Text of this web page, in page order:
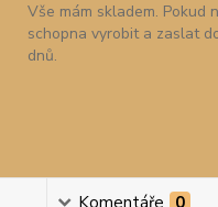
Vše mám skladem. Pokud
schopna vyrobit a zaslat
dnů.
Komentáře 0